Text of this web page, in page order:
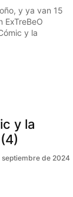
y ya van 15
ExTreBeO
y la
y la
septiembre de 2024